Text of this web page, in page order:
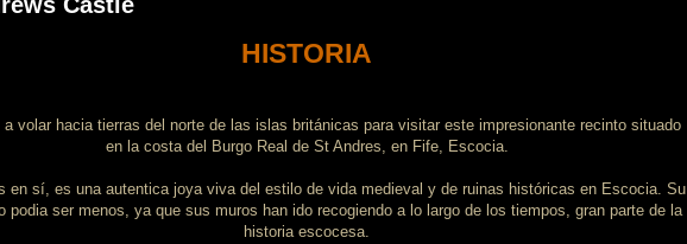
HISTORIA
a volar hacia tierras del norte de las islas británicas para visitar este impresionante recinto situado
en la costa del Burgo Real de St Andres, en Fife, Escocia.
en sí, es una autentica joya viva del estilo de vida medieval y de ruinas históricas en Escocia. Su
podia ser menos, ya que sus muros han ido recogiendo a lo largo de los tiempos, gran parte de la
historia escocesa.